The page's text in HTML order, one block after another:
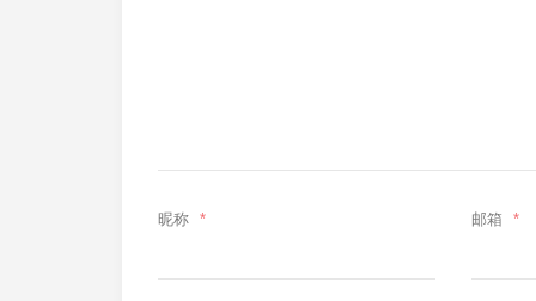
昵称 * 邮箱 *
Blog Protector